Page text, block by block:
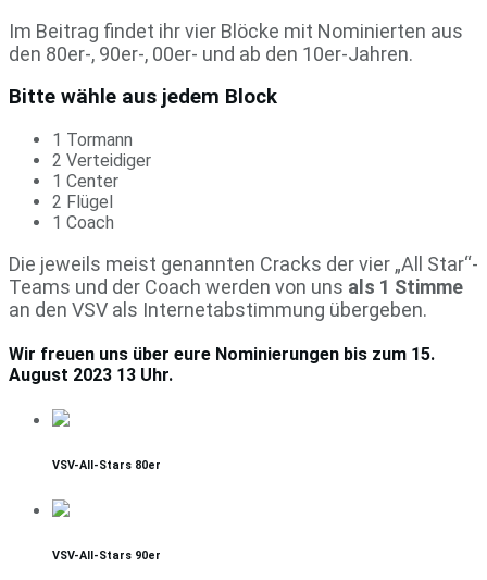
Im Beitrag findet ihr vier Blöcke mit Nominierten aus
den 80er-, 90er-, 00er- und ab den 10er-Jahren.
Bitte wähle aus jedem Block
1 Tormann
2 Verteidiger
1 Center
2 Flügel
1 Coach
Die jeweils meist genannten Cracks der vier „All Star“-
Teams und der Coach werden von uns als 1 Stimme
an den VSV als Internetabstimmung übergeben.
Wir freuen uns über eure Nominierungen bis zum 15.
August 2023 13 Uhr.
VSV-All-Stars 80er
VSV-All-Stars 90er